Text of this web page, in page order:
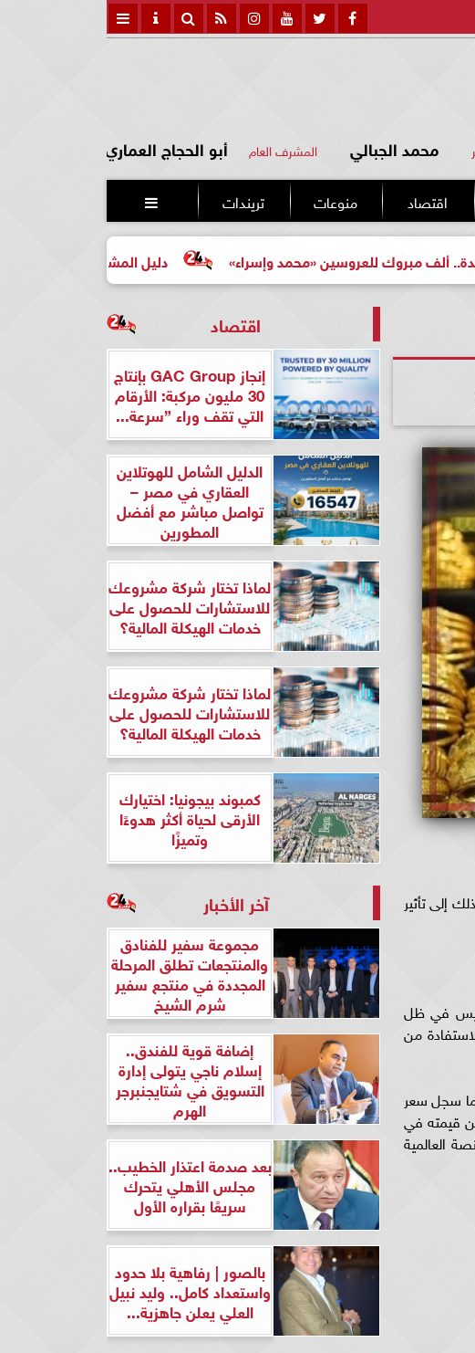
محمد الجبالي المشرف العام أبو الحجاج العماري
اقتصاد منوعات تريندات 
دليل المشتري لأول مرة لاختيار للعروسين «محمد وإسراء»
إلى تأثير
في ظل
من
بينما سجل سعر
منذ بداية الأسبوع بنسبة 3.3% ليفقد 80 جنيها من قيمته في
العالمية
اقتصاد
إنجاز GAC Group بإنتاج
30 مليون مركبة: الأرقام
التي تقف وراء ”سرعة...
الدليل الشامل للهوتلاين
العقاري في مصر –
تواصل مباشر مع أفضل
المطورين
لماذا تختار شركة مشروعك
للاستشارات للحصول على
خدمات الهيكلة المالية؟
لماذا تختار شركة مشروعك
للاستشارات للحصول على
خدمات الهيكلة المالية؟
كمبوند بيجونيا: اختيارك
الأرقى لحياة أكثر هدوءًا
وتميزًا
آخر الأخبار
مجموعة سفير للفنادق
والمنتجعات تطلق المرحلة
المجددة في منتجع سفير
شرم الشيخ
إضافة قوية للفندق..
إسلام ناجي يتولى إدارة
التسويق في شتايجنبرجر
الهرم
بعد صدمة اعتذار الخطيب..
مجلس الأهلي يتحرك
سريعًا بقراره الأول
بالصور | رفاهية بلا حدود
واستعداد كامل.. وليد نبيل
العلي يعلن جاهزية...